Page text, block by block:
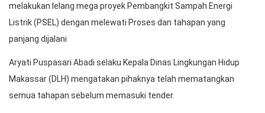
melakukan lelang mega proyek Pembangkit Sampah Energi
Listrik (PSEL) dengan melewati Proses dan tahapan yang
panjang dijalani
Aryati Puspasari Abadi selaku Kepala Dinas Lingkungan Hidup
Makassar (DLH) mengatakan pihaknya telah mematangkan
semua tahapan sebelum memasuki tender.